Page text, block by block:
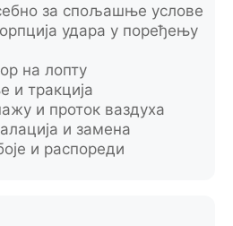
за спољашње услове
удара у поређењу
на лопту
и тракција
и проток ваздуха
и замена
и распореди